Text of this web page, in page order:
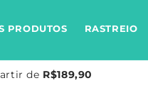
PRODUTOS RASTREIO
de R$189,90